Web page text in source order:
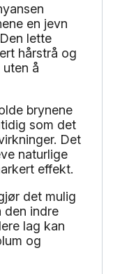
en jevn
lette
hårstrå og
uten å
brynene
som det
Det
naturlige
effekt.
det mulig
den indre
lag kan
og